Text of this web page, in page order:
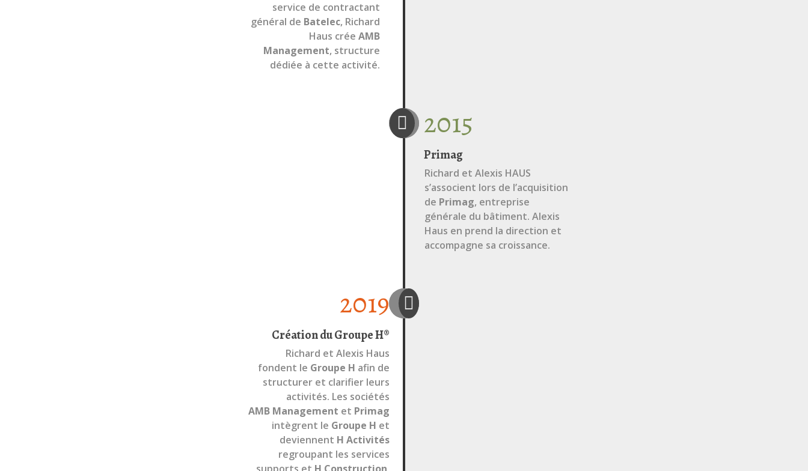
service de contractant
général de Batelec, Richard
Haus crée AMB‎‎
Management, structure
dédiée à cette activité.‎
 2015
Primag
Richard et Alexis HAUS
s’associent lors de l’acquisition
de Primag, entreprise
générale du bâtiment. Alexis
Haus en prend la direction et
accompagne sa croissance.

2019
Création du Groupe H®‎
Richard et Alexis Haus
fondent le Groupe‎ H afin de
structurer et clarifier leurs
activités. Les sociétés
AMB‎ Management et Primag
intègrent le Groupe‎ H et
deviennent H Activités
regroupant les services